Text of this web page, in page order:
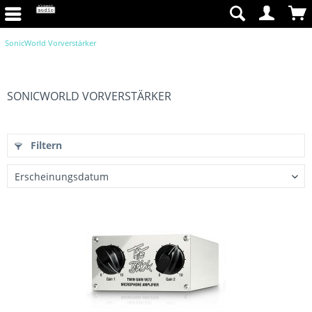
SonicWorld Vorverstärker
SONICWORLD VORVERSTÄRKER
Filtern